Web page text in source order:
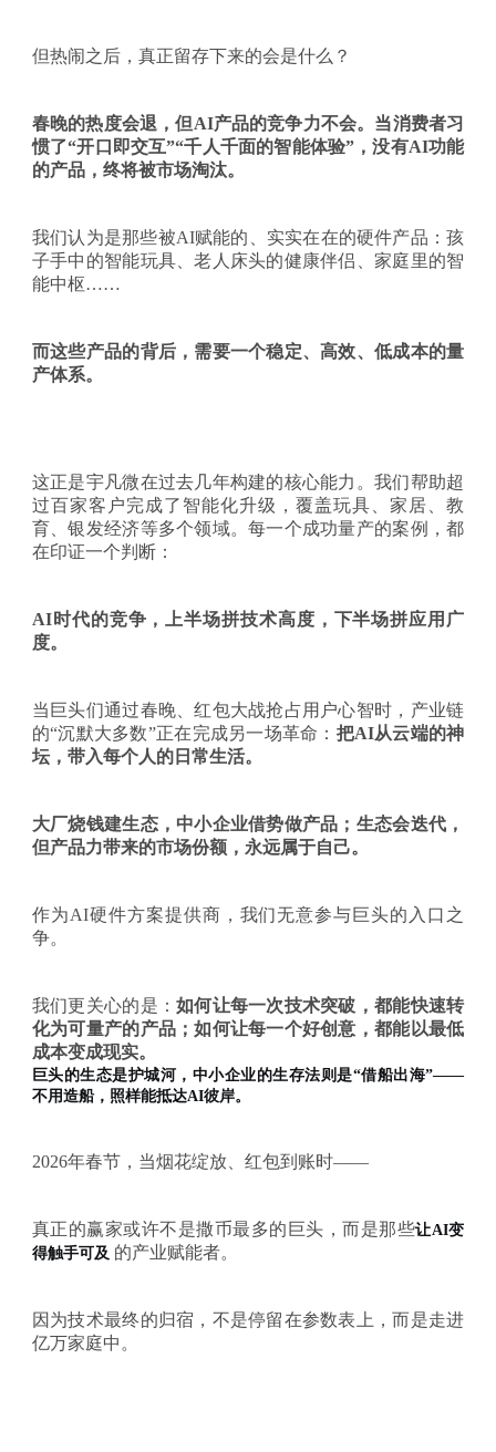
但热闹之后，真正留存下来的会是什么？
春晚的热度会退，但AI产品的竞争力不会。当消费者习
惯了“开口即交互”“千人千面的智能体验”，没有AI功能
的产品，终将被市场淘汰。
我们认为是那些被AI赋能的、实实在在的硬件产品：孩
子手中的智能玩具、老人床头的健康伴侣、家庭里的智
能中枢……
而这些产品的背后，需要一个稳定、高效、低成本的量
产体系。
这正是宇凡微在过去几年构建的核心能力。我们帮助超
过百家客户完成了智能化升级，覆盖玩具、家居、教
育、银发经济等多个领域。每一个成功量产的案例，都
在印证一个判断：
AI时代的竞争，上半场拼技术高度，下半场拼应用广
度。
当巨头们通过春晚、红包大战抢占用户心智时，产业链
的“沉默大多数”正在完成另一场革命： 把AI从云端的神
坛，带入每个人的日常生活。
大厂烧钱建生态，中小企业借势做产品；生态会迭代，
但产品力带来的市场份额，永远属于自己。
作为AI硬件方案提供商，我们无意参与巨头的入口之
争。
我们更关心的是：如何让每一次技术突破，都能快速转
化为可量产的产品；如何让每一个好创意，都能以最低
成本变成现实。
巨头的生态是护城河，中小企业的生存法则是“借船出海”——
不用造船，照样能抵达AI彼岸。
2026年春节，当烟花绽放、红包到账时——
真正的赢家或许不是撒币最多的巨头，而是那些让AI变
得触手可及 的产业赋能者。
因为技术最终的归宿，不是停留在参数表上，而是走进
亿万家庭中。